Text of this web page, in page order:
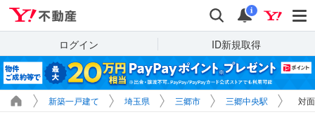
検索 通知
i
ログイン ID新規取得
新築一戸建て 埼玉県 三郷市 三郷中央駅 対